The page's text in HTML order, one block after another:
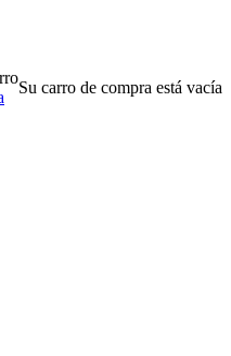
Su carro de compra está vacía